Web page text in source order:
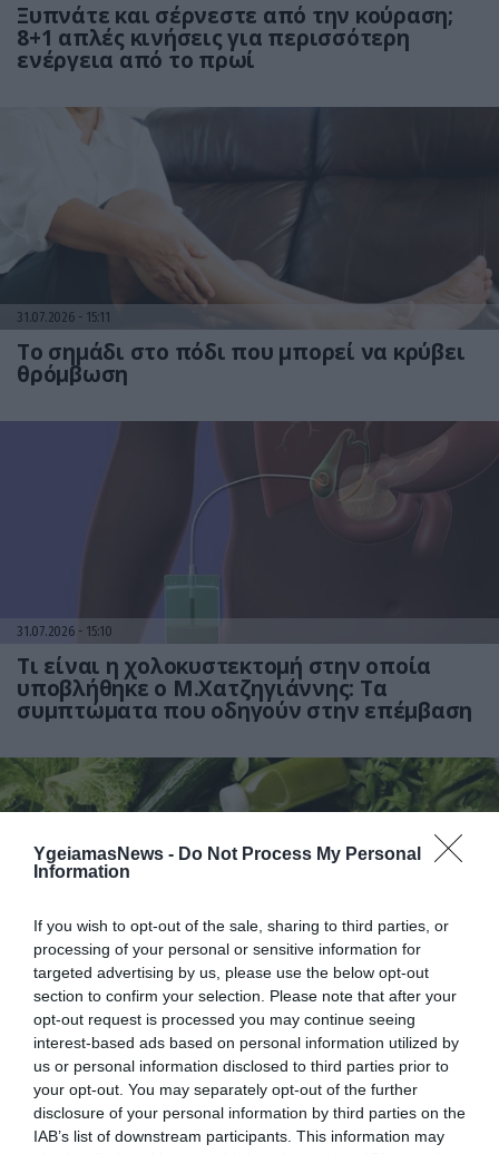
YgeiamasNews - Do Not Process My Personal
Information
If you wish to opt-out of the sale, sharing to third parties, or
processing of your personal or sensitive information for
targeted advertising by us, please use the below opt-out
section to confirm your selection. Please note that after your
opt-out request is processed you may continue seeing
interest-based ads based on personal information utilized by
us or personal information disclosed to third parties prior to
your opt-out. You may separately opt-out of the further
disclosure of your personal information by third parties on the
IAB’s list of downstream participants. This information may
Ξυπνάτε και σέρνεστε από την κούραση;
8+1 απλές κινήσεις για περισσότερη
ενέργεια από το πρωί
31.07.2026 15:11
Το σημάδι στο πόδι που μπορεί να κρύβει
θρόμβωση
31.07.2026 15:10
Τι είναι η χολοκυστεκτομή στην οποία
υποβλήθηκε ο Μ.Χατζηγιάννης: Tα
συμπτώματα που οδηγούν στην επέμβαση
31.07.2026 15:06
Οι τροφές που βοηθούν στη μακροζωία